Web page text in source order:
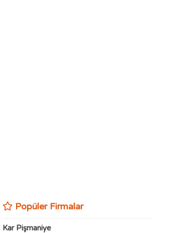
Popüler Firmalar
Kar Pişmaniye